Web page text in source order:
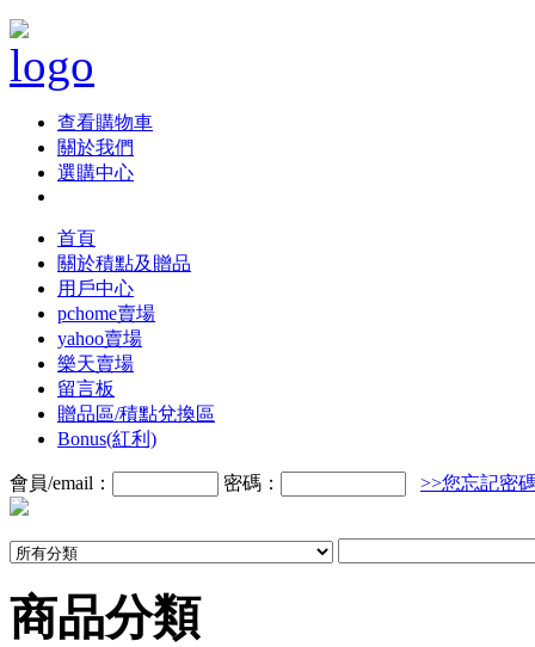
查看購物車
關於我們
選購中心
首頁
關於積點及贈品
用戶中心
pchome賣場
yahoo賣場
樂天賣場
留言板
贈品區/積點兌換區
Bonus(紅利)
會員/email： 密碼： >>您忘記密
商品分類